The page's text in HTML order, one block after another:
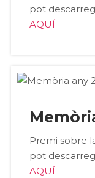
pot
AQUÍ
Premi sobre
pot
AQUÍ